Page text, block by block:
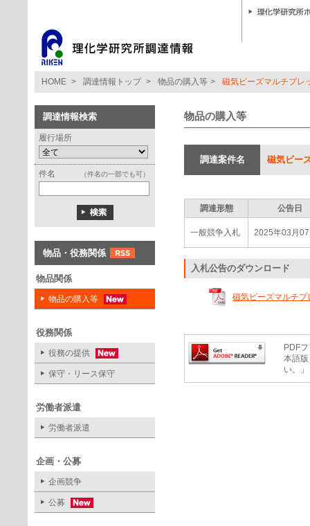
HOME > 調達情報トップ > 物品の購入等 > 磁気ビーズマルチプレ
調達情報検索
履行場所
件名 （件名の一部でも可）
物品・役務関係
物品関係
物品の購入等
役務関係
役務の提供
保守・リース保守
労働者派遣
労働者派遣
企画・公募
企画競争
公募
物品の購入等
調達案件名 磁気ビー
調達形態 公告日
一般競争入札 2025年03月
入札公告のダウンロード
磁気ビーズマルチ
PDF
本語
い。」